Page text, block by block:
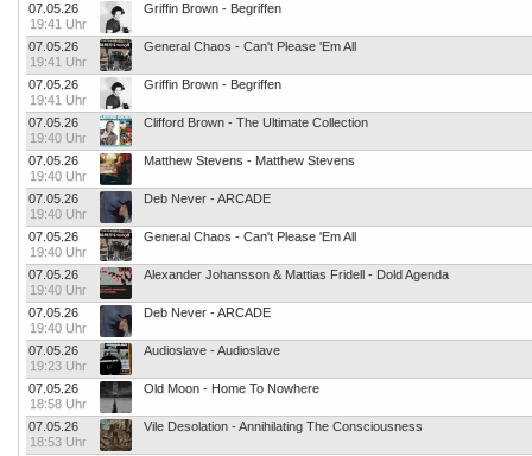
07.05.26
19:41 Uhr
Griffin Brown - Begriffen
07.05.26
19:41 Uhr
General Chaos - Can't Please 'Em All
07.05.26
19:41 Uhr
Griffin Brown - Begriffen
07.05.26
19:40 Uhr
Clifford Brown - The Ultimate Collection
07.05.26
19:40 Uhr
Matthew Stevens - Matthew Stevens
07.05.26
19:40 Uhr
Deb Never - ARCADE
07.05.26
19:40 Uhr
General Chaos - Can't Please 'Em All
07.05.26
19:40 Uhr
Alexander Johansson & Mattias Fridell - Dold Agenda
07.05.26
19:40 Uhr
Deb Never - ARCADE
07.05.26
19:23 Uhr
Audioslave - Audioslave
07.05.26
18:58 Uhr
Old Moon - Home To Nowhere
07.05.26
18:53 Uhr
Vile Desolation - Annihilating The Consciousness